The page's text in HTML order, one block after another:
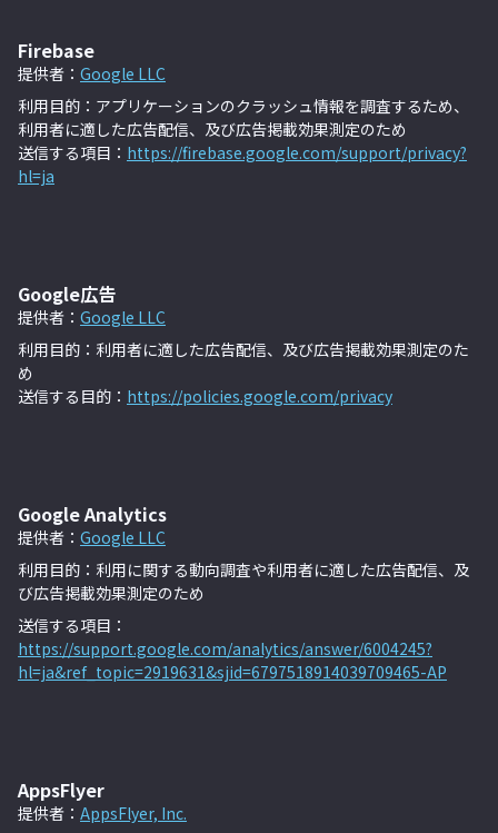
Firebase
提供者： Google LLC
利用目的：アプリケーションのクラッシュ情報を調査するため、
利用者に適した広告配信、及び広告掲載効果測定のため
送信する項目： https://firebase.google.com/support/privacy?
hl=ja
Google広告
提供者： Google LLC
利用目的：利用者に適した広告配信、及び広告掲載効果測定のた
め
送信する目的： https://policies.google.com/privacy
Google Analytics
提供者： Google LLC
利用目的：利用に関する動向調査や利用者に適した広告配信、及
び広告掲載効果測定のため
送信する項目：
https://support.google.com/analytics/answer/6004245?
hl=ja&ref_topic=2919631&sjid=6797518914039709465-AP
AppsFlyer
提供者： AppsFlyer, Inc.